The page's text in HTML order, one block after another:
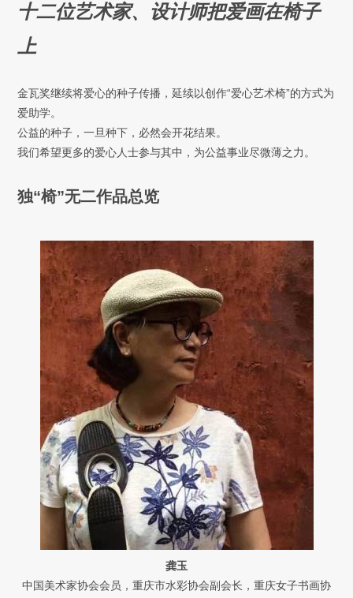
十二位艺术家、设计师把爱画在椅子
上
金瓦奖继续将爱心的种子传播，延续以创作“爱心艺术椅”的方式为
爱助学。
公益的种子，一旦种下，必然会开花结果。
我们希望更多的爱心人士参与其中，为公益事业尽微薄之力。
独“椅”无二作品总览
龚玉
中国美术家协会会员，重庆市水彩协会副会长，重庆女子书画协